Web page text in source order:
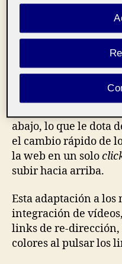
centrará en un
fácilmente legibles,
blanco en sus
web para no
mantiene la
olvidar la
por ejemplo, el
abajo, lo que le dota
el cambio rápido de
la web en un solo
subir hacia arriba.
Esta adaptación a
integración de
links de re-dirección,
colores al pulsar los